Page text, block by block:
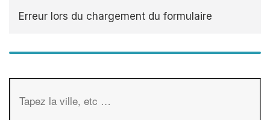
Erreur lors du chargement du formulaire